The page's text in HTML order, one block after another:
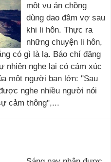
một vụ án chồng
dùng dao đâm vợ sau
khi li hôn. Thực ra
những chuyện li hôn,
có gì là lạ. Báo chí đăng
nhiên nghe lại có cảm xúc
một người bạn lớn: "Sau
nghe nhiều người nói
cảm thông",...